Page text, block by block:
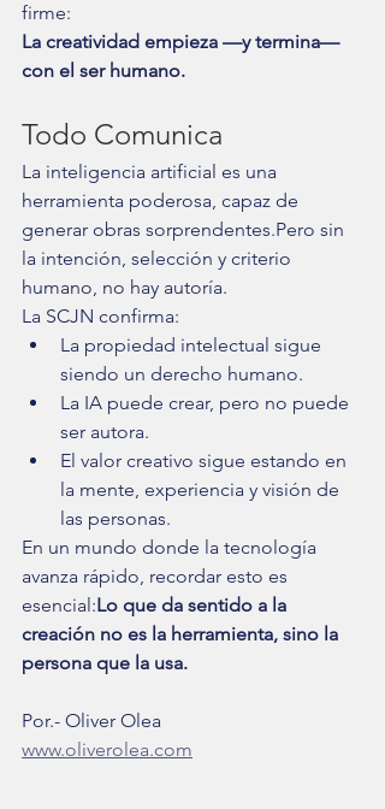
firme:
La creatividad empieza —y termina—
con el ser humano.
Todo Comunica
La inteligencia artificial es una
herramienta poderosa, capaz de
generar obras sorprendentes.Pero sin
la intención, selección y criterio
humano, no hay autoría.
La SCJN confirma:
La propiedad intelectual sigue
siendo un derecho humano.
La IA puede crear, pero no puede
ser autora.
El valor creativo sigue estando en
la mente, experiencia y visión de
las personas.
En un mundo donde la tecnología
avanza rápido, recordar esto es
esencial:Lo que da sentido a la
creación no es la herramienta, sino la
persona que la usa.
Por.- Oliver Olea
www.oliverolea.com